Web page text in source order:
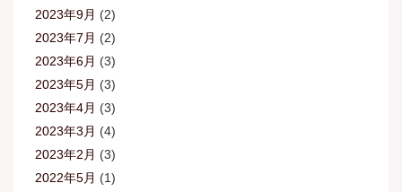
2023年9月 (2)
2023年7月 (2)
2023年6月 (3)
2023年5月 (3)
2023年4月 (3)
2023年3月 (4)
2023年2月 (3)
2022年5月 (1)